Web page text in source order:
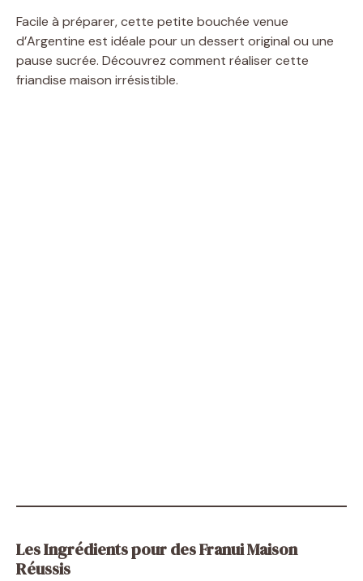
Facile à préparer, cette petite bouchée venue
d’Argentine est idéale pour un dessert original ou une
pause sucrée. Découvrez comment réaliser cette
friandise maison irrésistible.
Les Ingrédients pour des Franui Maison
Réussis